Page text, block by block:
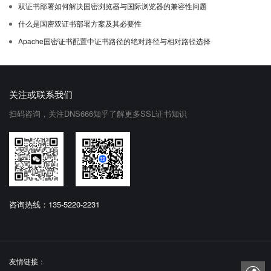
双证书部署如何解决国密浏览器与国际浏览器的兼容性问题
什么是国密双证书部署方案及其必要性
Apache国密证书配置中证书路径的绝对路径与相对路径选择
关注或联系我们
扫码咨询，关注DNS666知乎了解更多SSL证书知识
咨询热线：135-5220-2231
友情链接：